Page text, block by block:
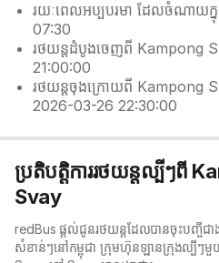
រយៈពេលអប្បបរមា ដែលចំណាយក្នុង
07:30
រថយន្តដំបូងចេញពី Kampong
21:00:00
រថយន្តចុងក្រោយពី Kampong
2026-03-26 22:30:00
ប្រតិបត្តិការរថយន្តល្បីៗពី
Svay
redBus ផ្តល់ជូនរថយន្តដែលបានចុះបញ្ចីជ
សំខាន់ៗនៅកម្ពុជា ក្រុមហ៊ុនឡានក្រុង​ល្បីៗមួ